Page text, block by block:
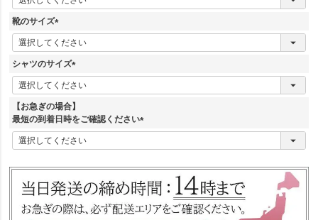
必
)
靴のサイズ
(
必
須
)
シャツのサイズ
(
必
須
)
【お急ぎの場合】
最短の到着日時をご確認ください
(
必